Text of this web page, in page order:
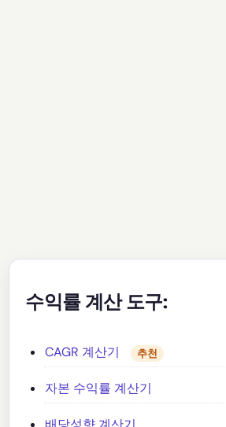
수익률 계산 도구:
CAGR 계산기 추천
자본 수익률 계산기